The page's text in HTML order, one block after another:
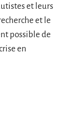
et leurs
et le
possible de
en